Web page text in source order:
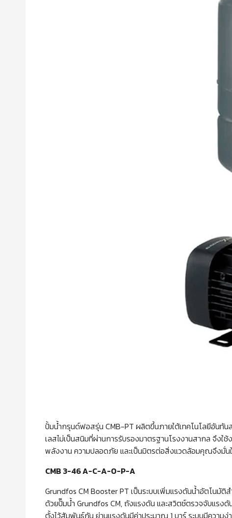
ปั้มน้ำกรุนด์ฟอสรุ่น CMB-PT ผลิตขึ้นภายใต้เทคโนโลยีอันทั
เลสไม่เป็นสนิมที่ผ่านการรับรองมาตรฐานโรงงานสากล จึงใ
พลังงาน ความปลอดภัย และเป็นมิตรต่อสิ่งแวดล้อมคุณจึงมั่
CMB 3-46 A-C-A-O-P-A
Grundfos CM Booster PT เป็นระบบเพิ่มแรงดันน้ำอัตโนมัติ
ด้วยปั๊มน้ำ Grundfos CM, ถังแรงดัน และสวิตช์ตรวจจับแรง
ตั้งไว้สัมพันธ์กัน ย่านแรงดันมีค่าประมาณ 1 บาร์ ระบบมีความ